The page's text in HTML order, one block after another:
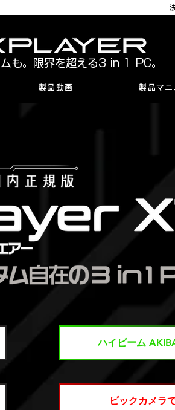
も。限界を超える3 in 1 PC。
製品動画 製品マニ
ハイビーム
ビックカメラ